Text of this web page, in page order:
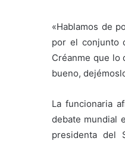
«Hablamos de
por el conjunto
Créanme que lo
bueno,
La funcionaria
debate mundial
presidenta del